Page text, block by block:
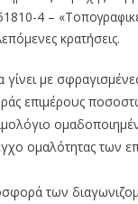
4 –
κρατήσεις.
με
επιμέρους
ομαλότητας των
των